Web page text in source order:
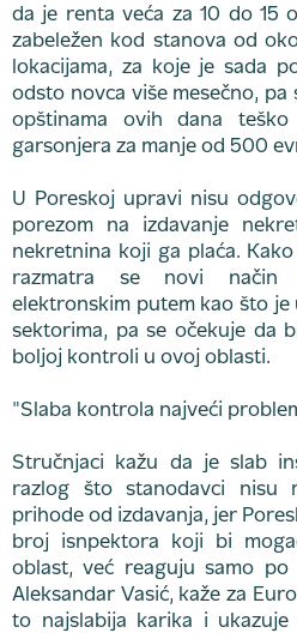
da je renta veća za 10 do 15
zabeležen kod stanova od
lokacijama, za koje je sada
odsto novca više mesečno,
opštinama ovih dana
garsonjera za manje od 500
U Poreskoj upravi nisu
porezom na izdavanje
nekretnina koji ga plaća.
razmatra se novi način
elektronskim putem kao što
sektorima, pa se očekuje da
boljoj kontroli u ovoj oblasti.
"Slaba kontrola najveći
Stručnjaci kažu da je slab
razlog što stanodavci nisu
prihode od izdavanja, jer
broj isnpektora koji bi
oblast, već reaguju samo po
Aleksandar Vasić, kaže za
to najslabija karika i ukazuje